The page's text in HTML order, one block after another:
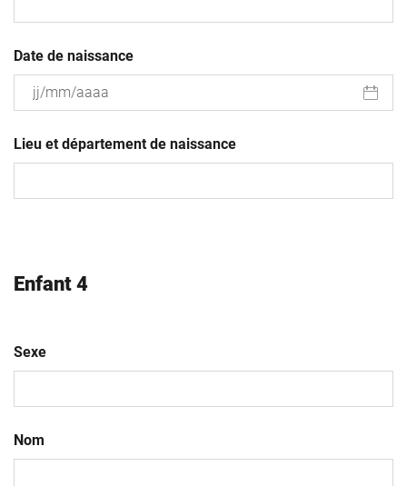
Date de naissance
slash
MM
Lieu et département de naissance
Enfant 4
Sexe
Nom